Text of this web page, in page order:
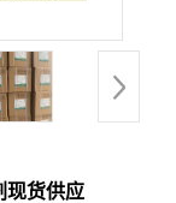
现货供应